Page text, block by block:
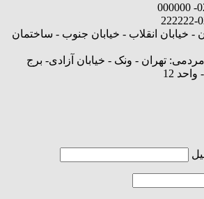
- خیابان انقلاب - خیابان جنوب - ساختمان
تهران - ونک - خیابان آزادی- برج